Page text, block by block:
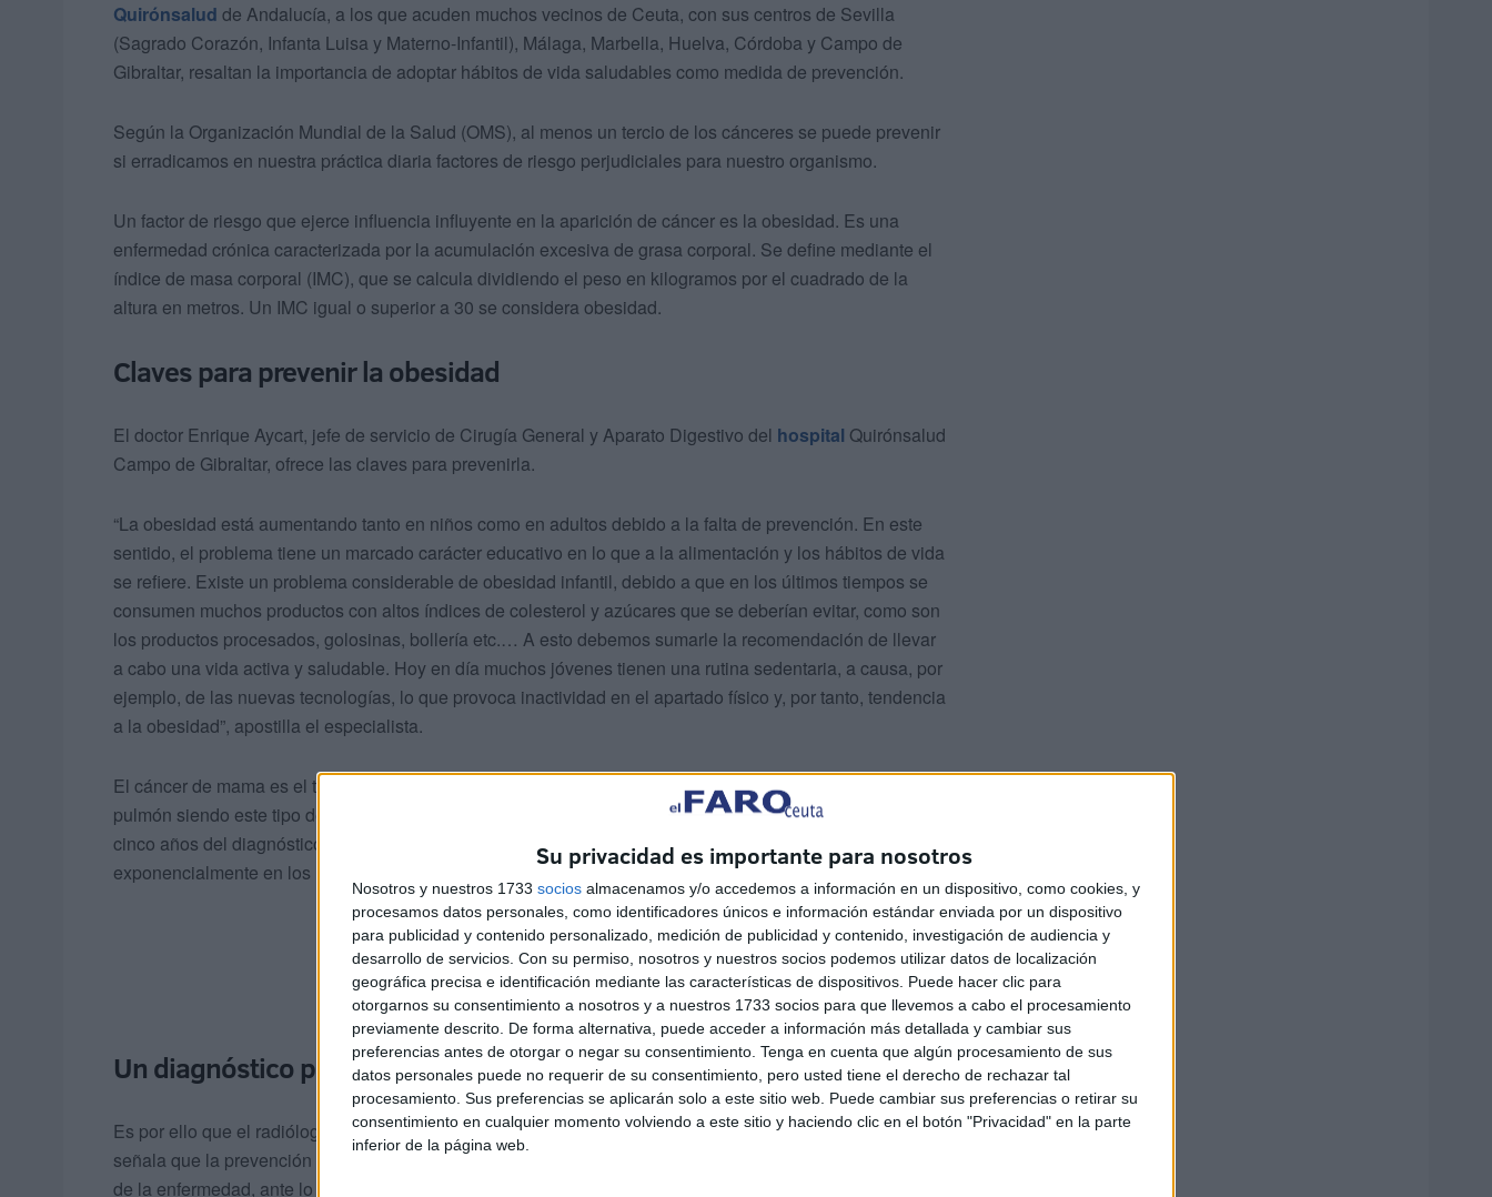
Su privacidad es importante para nosotros
Nosotros y nuestros 1733 socios almacenamos y/o accedemos a información en un dispositivo, como cookies, y
procesamos datos personales, como identificadores únicos e información estándar enviada por un dispositivo
para publicidad y contenido personalizado, medición de publicidad y contenido, investigación de audiencia y
desarrollo de servicios. Con su permiso, nosotros y nuestros socios podemos utilizar datos de localización
geográfica precisa e identificación mediante las características de dispositivos. Puede hacer clic para
otorgarnos su consentimiento a nosotros y a nuestros 1733 socios para que llevemos a cabo el procesamiento
previamente descrito. De forma alternativa, puede acceder a información más detallada y cambiar sus
preferencias antes de otorgar o negar su consentimiento. Tenga en cuenta que algún procesamiento de sus
datos personales puede no requerir de su consentimiento, pero usted tiene el derecho de rechazar tal
procesamiento. Sus preferencias se aplicarán solo a este sitio web. Puede cambiar sus preferencias o retirar su
consentimiento en cualquier momento volviendo a este sitio y haciendo clic en el botón "Privacidad" en la parte
inferior de la página web.
Quirónsalud de Andalucía, a los que acuden muchos vecinos de Ceuta, con sus centros de Sevilla
(Sagrado Corazón, Infanta Luisa y Materno-Infantil), Málaga, Marbella, Huelva, Córdoba y Campo de
Gibraltar, resaltan la importancia de adoptar hábitos de vida saludables como medida de prevención.
Según la Organización Mundial de la Salud (OMS), al menos un tercio de los cánceres se puede prevenir
si erradicamos en nuestra práctica diaria factores de riesgo perjudiciales para nuestro organismo.
Un factor de riesgo que ejerce influencia influyente en la aparición de cáncer es la obesidad. Es una
enfermedad crónica caracterizada por la acumulación excesiva de grasa corporal. Se define mediante el
índice de masa corporal (IMC), que se calcula dividiendo el peso en kilogramos por el cuadrado de la
altura en metros. Un IMC igual o superior a 30 se considera obesidad.
Claves para prevenir la obesidad
El doctor Enrique Aycart, jefe de servicio de Cirugía General y Aparato Digestivo del hospital Quirónsalud
Campo de Gibraltar, ofrece las claves para prevenirla.
“La obesidad está aumentando tanto en niños como en adultos debido a la falta de prevención. En este
sentido, el problema tiene un marcado carácter educativo en lo que a la alimentación y los hábitos de vida
se refiere. Existe un problema considerable de obesidad infantil, debido a que en los últimos tiempos se
consumen muchos productos con altos índices de colesterol y azúcares que se deberían evitar, como son
los productos procesados, golosinas, bollería etc.… A esto debemos sumarle la recomendación de llevar
a cabo una vida activa y saludable. Hoy en día muchos jóvenes tienen una rutina sedentaria, a causa, por
ejemplo, de las nuevas tecnologías, lo que provoca inactividad en el apartado físico y, por tanto, tendencia
a la obesidad”, apostilla el especialista.
El cáncer de mama es el tumor ya más diagnosticado del mundo, superando por primera vez al cáncer de
pulmón siendo este tipo de tumor el más frecuente entre las mujeres en España. La supervivencia a los
cinco años del diagnóstico del cáncer de mama es del 82,8%, un porcentaje que ha aumentado
exponencialmente en los últimos 20 años gracias al avance en el diagnóstico precoz y el tratamiento.
Un diagnóstico precoz, clave en la prevención
Es por ello que el radiólogo de la Unidad de Mama del Hospital Quirónsalud Infanta Luisa Fausto Rubio,
señala que la prevención cobra especial relevancia para conseguir ese cambio radical en el pronóstico
de la enfermedad, ante lo que asegura que “es fundamental realizar